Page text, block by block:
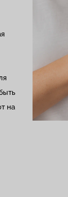
на